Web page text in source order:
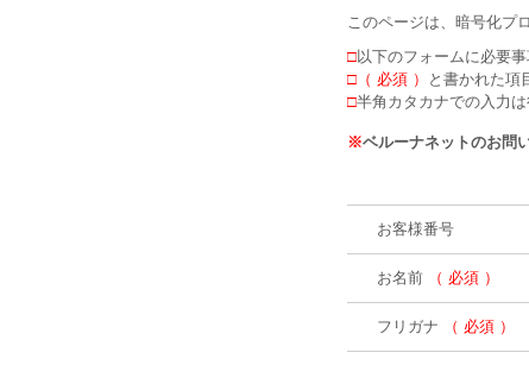
このページは、暗号化プ
□以下のフォームに必要
□（ 必須 ）
と書かれた項
□半角カタカナでの入力は
※ベルーナネットのお問
お客様番号
お名前 （ 必須 ）
フリガナ （ 必須 ）